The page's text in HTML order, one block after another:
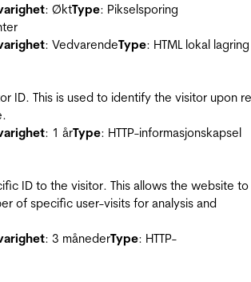
: ØktType: Pikselsporing
: VedvarendeType: HTML lokal lagring
ID. This is used to identify the visitor upon
: 1 årType: HTTP-informasjonskapsel
ID to the visitor. This allows the website to
of specific user-visits for analysis and
: 3 månederType: HTTP-